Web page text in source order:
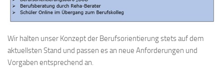
Wir halten unser Konzept der Berufsorientierung stets auf dem
aktuellsten Stand und passen es an neue Anforderungen und
Vorgaben entsprechend an.